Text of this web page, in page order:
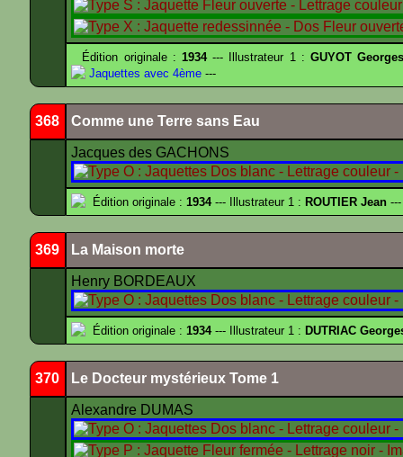
Édition originale : 1934--- Illustrateur 1 : GUYOT
Jaquettes avec 4ème ---
368 Comme une Terre sans Eau
Jacques des GACHONS
Édition originale : 1934--- Illustrateur 1 : ROUTIER Jean ---
369 La Maison morte
Henry BORDEAUX
Édition originale : 1934--- Illustrateur 1 : DUTRIAC
370 Le Docteur mystérieux Tome 1
Alexandre DUMAS